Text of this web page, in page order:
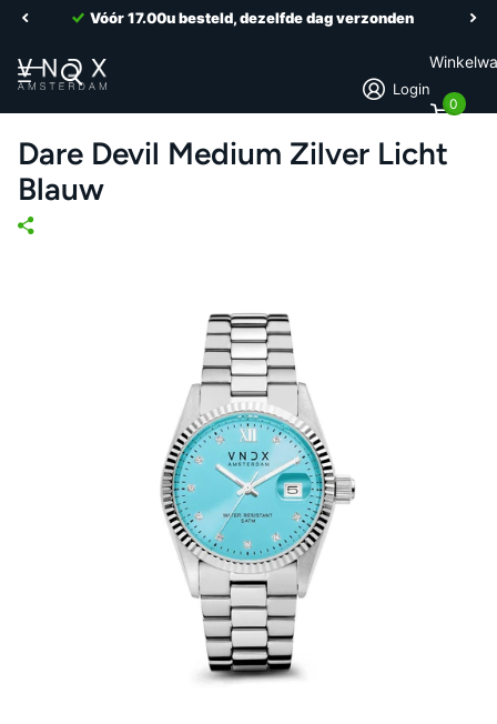
Vóór 17.00u besteld, dezelfde dag verzonden
Login
0
Dare Devil Medium Zilver Licht
Blauw